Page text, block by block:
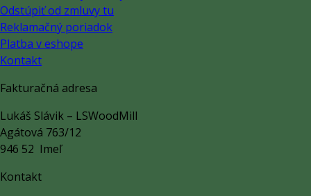
si
môžete
vybrať
na
produktu.
Odstúpiť od zmluvy tu
Reklamačný poriadok
Platba v eshope
Kontakt
Fakturačná adresa
Lukáš Slávik – LSWoodMill
Agátová 763/12
946 52 Imeľ
Kontakt